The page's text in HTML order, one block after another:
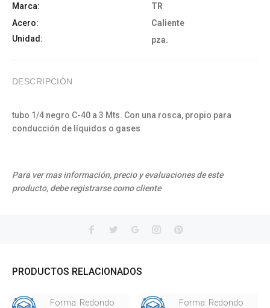
Marca:
TR
Acero:
Caliente
Unidad:
pza.
DESCRIPCIÓN
tubo 1/4 negro C-40 a 3 Mts. Con una rosca, propio para
conducción de líquidos o gases
Para ver mas información, precio y evaluaciones de este
producto, debe registrarse como cliente
PRODUCTOS RELACIONADOS
Forma: Redondo Forma: Redondo